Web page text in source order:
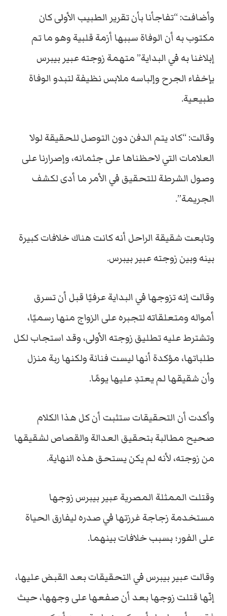
وأضافت: “تفاجأنا بأن تقرير الطبيب الأولى كان
مكتوب به أن الوفاة سببها أزمة قلبية وهو ما تم
إبلاغنا به في البداية” متهمة زوجته عبير بيبرس
بإخفاء الجرح وإلباسه ملابس نظيفة لتبدو الوفاة
طبيعية.
وقالت: “كاد يتم الدفن دون التوصل للحقيقة لولا
العلامات التي لاحظناها على جثمانه، وإصرارنا على
وصول الشرطة للتحقيق في الأمر ما أدى لكشف
الجريمة”.
وتابعت شقيقة الراحل أنه كانت هناك خلافات كبيرة
بينه وبين زوجته عبير بيبرس.
وقالت إنه تزوجها في البداية عرفيًا قبل أن تسرق
أمواله ومتعلقاته لتجبره على الزواج منها رسميًا،
وتشترط عليه تطليق زوجته الأولى، وقد استجاب لكل
طلباتها، مؤكدة أنها ليست فنانة ولكنها ربة منزل
وأن شقيقها لم يعتدِ عليها يومًا.
وأكدت أن التحقيقات ستثبت أن كل هذا الكلام
صحيح مطالبة بتحقيق العدالة والقصاص لشقيقها
من زوجته، لأنه لم يكن يستحق هذه النهاية.
وقتلت الممثلة المصرية عبير بيبرس زوجها
مستخدمة زجاجة غرزتها في صدره ليفارق الحياة
على الفور؛ بسبب خلافات بينهما.
وقالت عبير بيبرس في التحقيقات بعد القبض عليها،
إنّها قتلت زوجها بعد أن صفعها على وجهها، حيث